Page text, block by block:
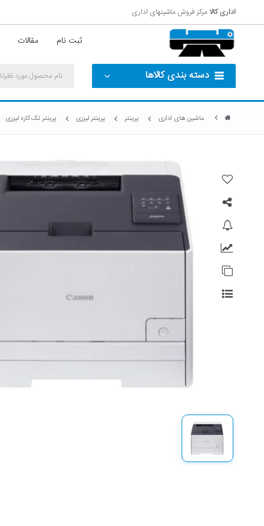
اداری کالامرکز فروش ماشینهای اداری
ثبت نام مقالات
دسته بندی کالاها
ماشین های اداری پرینتر پرینتر لیزری پرینتر تک کاره لیزری